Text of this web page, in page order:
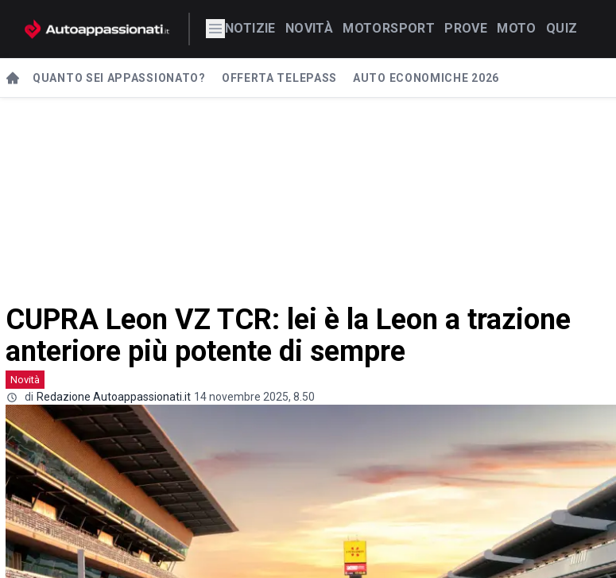
NOTIZIE NOVITÀ MOTORSPORT PROVE MOTO QUIZ
QUANTO SEI APPASSIONATO? OFFERTA TELEPASS AUTO ECONOMICHE 2026
CUPRA Leon VZ TCR: lei è la Leon a trazione
anteriore più potente di sempre
Novità
di Redazione Autoappassionati.it 14 novembre 2025, 8.50